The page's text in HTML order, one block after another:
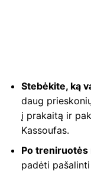
Stebėkite, ką
daug
į prakaitą ir
Kassoufas.
Po treniruotės
padėti